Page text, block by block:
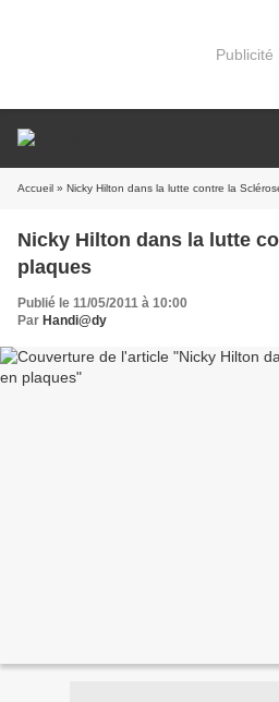
Publicité
Accueil » Nicky Hilton dans la lutte contre la
Nicky Hilton dans la lutte
plaques
Publié le 11/05/2011 à 10:00
Par Handi@dy